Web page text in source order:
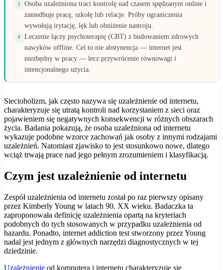
3
Osoba uzależniona traci kontrolę nad czasem spędzanym online i
zaniedbuje pracę, szkołę lub relacje. Próby ograniczenia
wywołują irytację, lęk lub obniżenie nastroju.
4
Leczenie łączy psychoterapię (CBT) z budowaniem zdrowych
nawyków offline. Cel to nie abstynencja — internet jest
niezbędny w pracy — lecz przywrócenie równowagi i
intencjonalnego użycia.
Siecioholizm, jak często nazywa się uzależnienie od internetu,
charakteryzuje się utratą kontroli nad korzystaniem z sieci oraz
pojawieniem się negatywnych konsekwencji w różnych obszarach
życia. Badania pokazują, że osoba uzależniona od internetu
wykazuje podobne wzorce zachowań jak osoby z innymi rodzajami
uzależnień. Natomiast zjawisko to jest stosunkowo nowe, dlatego
wciąż trwają prace nad jego pełnym zrozumieniem i klasyfikacją.
Czym jest uzależnienie od internetu
Zespół uzależnienia od internetu został po raz pierwszy opisany
przez Kimberly Young w latach 90. XX wieku. Badaczka ta
zaproponowała definicję uzależnienia opartą na kryteriach
podobnych do tych stosowanych w przypadku uzależnienia od
hazardu. Ponadto, internet addiction test stworzony przez Young
nadal jest jednym z głównych narzędzi diagnostycznych w tej
dziedzinie.
Uzależnienie od komputera i internetu charakteryzuje się